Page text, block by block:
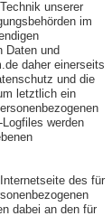
unserer
im
Daten und
daher einerseits
und die
letztlich ein
werden
des für
dabei an den für